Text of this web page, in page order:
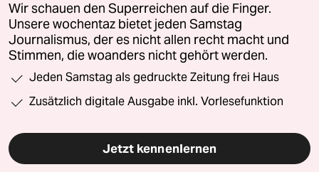
Wir schauen den Superreichen auf die Finger.
Unsere wochentaz bietet jeden Samstag
Journalismus, der es nicht allen recht macht und
Stimmen, die woanders nicht gehört werden.
Jeden Samstag als gedruckte Zeitung frei Haus
Zusätzlich digitale Ausgabe inkl. Vorlesefunktion
Jetzt kennenlernen